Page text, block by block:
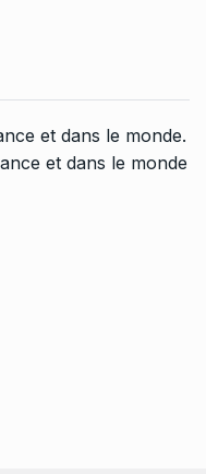
et dans le monde.
et dans le monde